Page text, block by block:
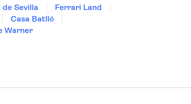
Sevilla
Ferrari Land
Casa Batlló
Warner